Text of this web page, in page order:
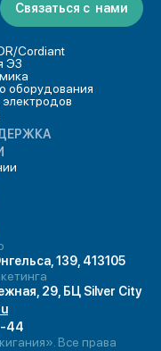
Связаться с нами
Cordiant
ЭЗ
оборудования
139, 413105
29, БЦ Silver City
44
Все права